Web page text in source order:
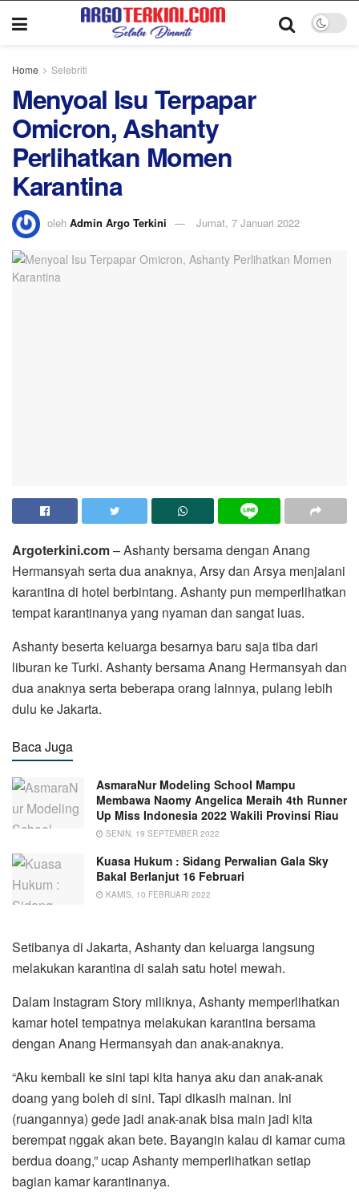
Home Selebriti
Menyoal Isu Terpapar
Omicron, Ashanty
Perlihatkan Momen
Karantina
oleh Admin Argo Terkini Jumat, 7 Januari 2022
Argoterkini.com– Ashanty bersama dengan Anang
Hermansyah serta dua anaknya, Arsy dan Arsya menjalani
karantina di hotel berbintang. Ashanty pun memperlihatkan
tempat karantinanya yang nyaman dan sangat luas.
Ashanty beserta keluarga besarnya baru saja tiba dari
liburan ke Turki. Ashanty bersama Anang Hermansyah dan
dua anaknya serta beberapa orang lainnya, pulang lebih
dulu ke Jakarta.
Baca Juga
AsmaraNur Modeling School Mampu
Membawa Naomy Angelica Meraih 4th Runner
Up Miss Indonesia 2022 Wakili Provinsi Riau
SENIN, 19 SEPTEMBER 2022
Kuasa Hukum : Sidang Perwalian Gala Sky
Bakal Berlanjut 16 Februari
KAMIS, 10 FEBRUARI 2022
Setibanya di Jakarta, Ashanty dan keluarga langsung
melakukan karantina di salah satu hotel mewah.
Dalam Instagram Story miliknya, Ashanty memperlihatkan
kamar hotel tempatnya melakukan karantina bersama
dengan Anang Hermansyah dan anak-anaknya.
“Aku kembali ke sini tapi kita hanya aku dan anak-anak
doang yang boleh di sini. Tapi dikasih mainan. Ini
(ruangannya) gede jadi anak-anak bisa main jadi kita
berempat nggak akan bete. Bayangin kalau di kamar cuma
berdua doang,” ucap Ashanty memperlihatkan setiap
bagian kamar karantinanya.